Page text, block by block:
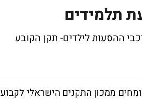
תלמידים
ההסעות לילדים- תקן הקובע
ביוני 2005 התארגנה וועדת מומחים ממכון התקנים הישראלי לקבוע